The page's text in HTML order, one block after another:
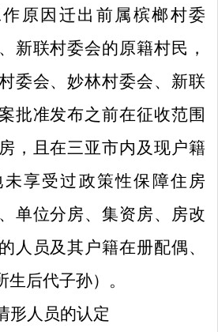
原因 迁出前属槟榔村委
新联村委会的原籍村民，
委会、妙林村委会、 新联
批准发布之前在征收范围
，且在三亚市内及现户籍
未享受过政策性保障住房
单位分房、集资房、房改
人员及其户籍在册配偶、
后代子孙） 。
形人员的认定